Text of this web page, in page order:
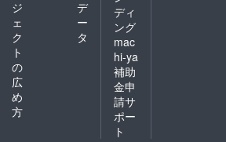
ジ
ェ
ク
ト
の
広
め
方
デ
ー
タ
ディ
ング
mac
hi-ya
補助
金申
請サ
ポー
ト